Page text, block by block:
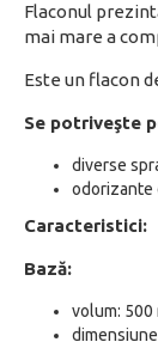
Flaconul
mai mare a
Este un flacon
Se potriveşte
diverse
odorizante
Caracteristici:
Bază:
volum: 500